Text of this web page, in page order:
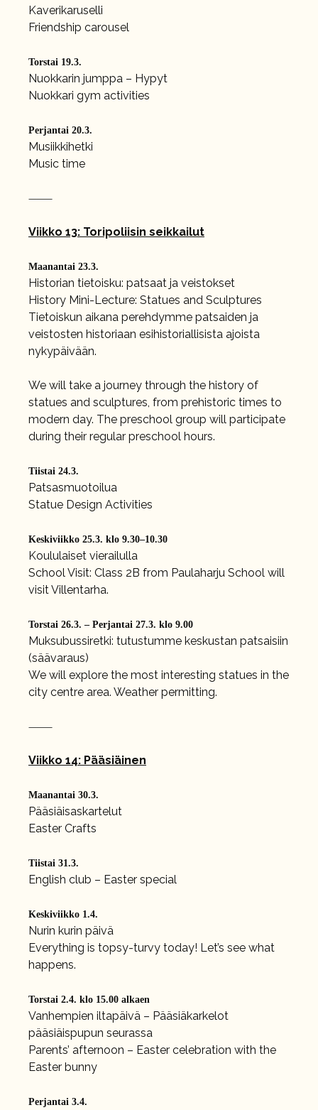
Kaverikaruselli
Friendship carousel
Torstai 19.3.
Nuokkarin jumppa – Hypyt
Nuokkari gym activities
Perjantai 20.3.
Musiikkihetki
Music time
⸻
Viikko 13: Toripoliisin seikkailut
Maanantai 23.3.
Historian tietoisku: patsaat ja veistokset
History Mini-Lecture: Statues and Sculptures
Tietoiskun aikana perehdymme patsaiden ja
veistosten historiaan esihistoriallisista ajoista
nykypäivään.
We will take a journey through the history of
statues and sculptures, from prehistoric times to
modern day. The preschool group will participate
during their regular preschool hours.
Tiistai 24.3.
Patsasmuotoilua
Statue Design Activities
Keskiviikko 25.3. klo 9.30–10.30
Koululaiset vierailulla
School Visit: Class 2B from Paulaharju School will
visit Villentarha.
Torstai 26.3. – Perjantai 27.3. klo 9.00
Muksubussiretki: tutustumme keskustan patsaisiin
(säävaraus)
We will explore the most interesting statues in the
city centre area. Weather permitting.
⸻
Viikko 14: Pääsiäinen
Maanantai 30.3.
Pääsiäisaskartelut
Easter Crafts
Tiistai 31.3.
English club – Easter special
Keskiviikko 1.4.
Nurin kurin päivä
Everything is topsy-turvy today! Let’s see what
happens.
Torstai 2.4. klo 15.00 alkaen
Vanhempien iltapäivä – Pääsiäkarkelot
pääsiäispupun seurassa
Parents’ afternoon – Easter celebration with the
Easter bunny
Perjantai 3.4.